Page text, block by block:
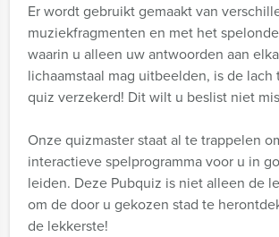
Er wordt gebruikt gemaakt van
muziekfragmenten en met het
waarin u alleen uw antwoorden aan
lichaamstaal mag uitbeelden, is de
quiz verzekerd! Dit wilt u beslist niet
Onze quizmaster staat al te trappelen
interactieve spelprogramma voor u in
leiden. Deze Pubquiz is niet alleen de
om de door u gekozen stad te
de lekkerste!